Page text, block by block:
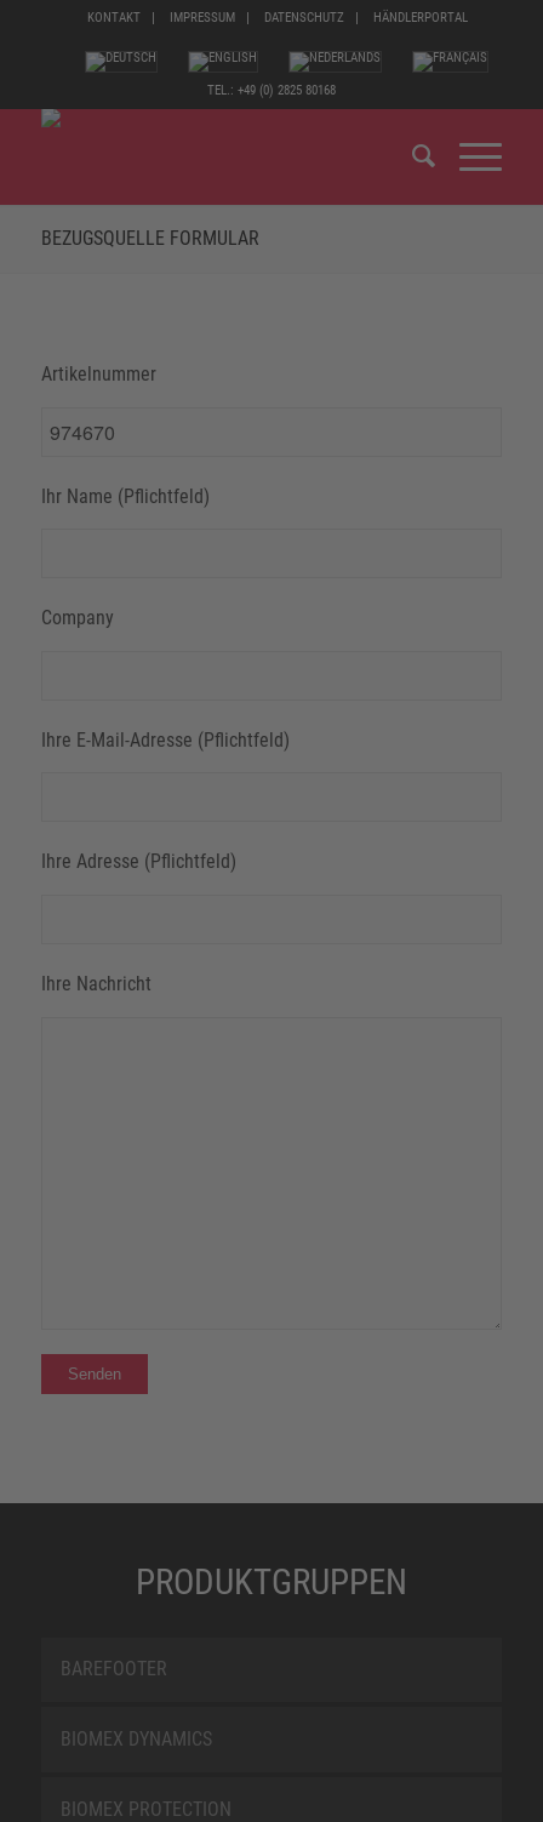
KONTAKT IMPRESSUM DATENSCHUTZ HÄNDLERPORTAL
TEL.: +49 (0) 2825 80168
BEZUGSQUELLE FORMULAR
Artikelnummer
Ihr Name (Pflichtfeld)
Company
Ihre E-Mail-Adresse (Pflichtfeld)
Ihre Adresse (Pflichtfeld)
Ihre Nachricht
PRODUKTGRUPPEN
BAREFOOTER
BIOMEX DYNAMICS
BIOMEX PROTECTION